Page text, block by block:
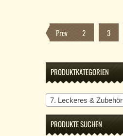
Prev
1 2 3
PRODUKTKATEGORIEN
7. Leckeres & Zubehör
PRODUKTE SUCHEN